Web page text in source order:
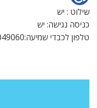
שילוט : יש
כניסה נגישה: יש
טלפון לכבדי שמיעה:058-4049060